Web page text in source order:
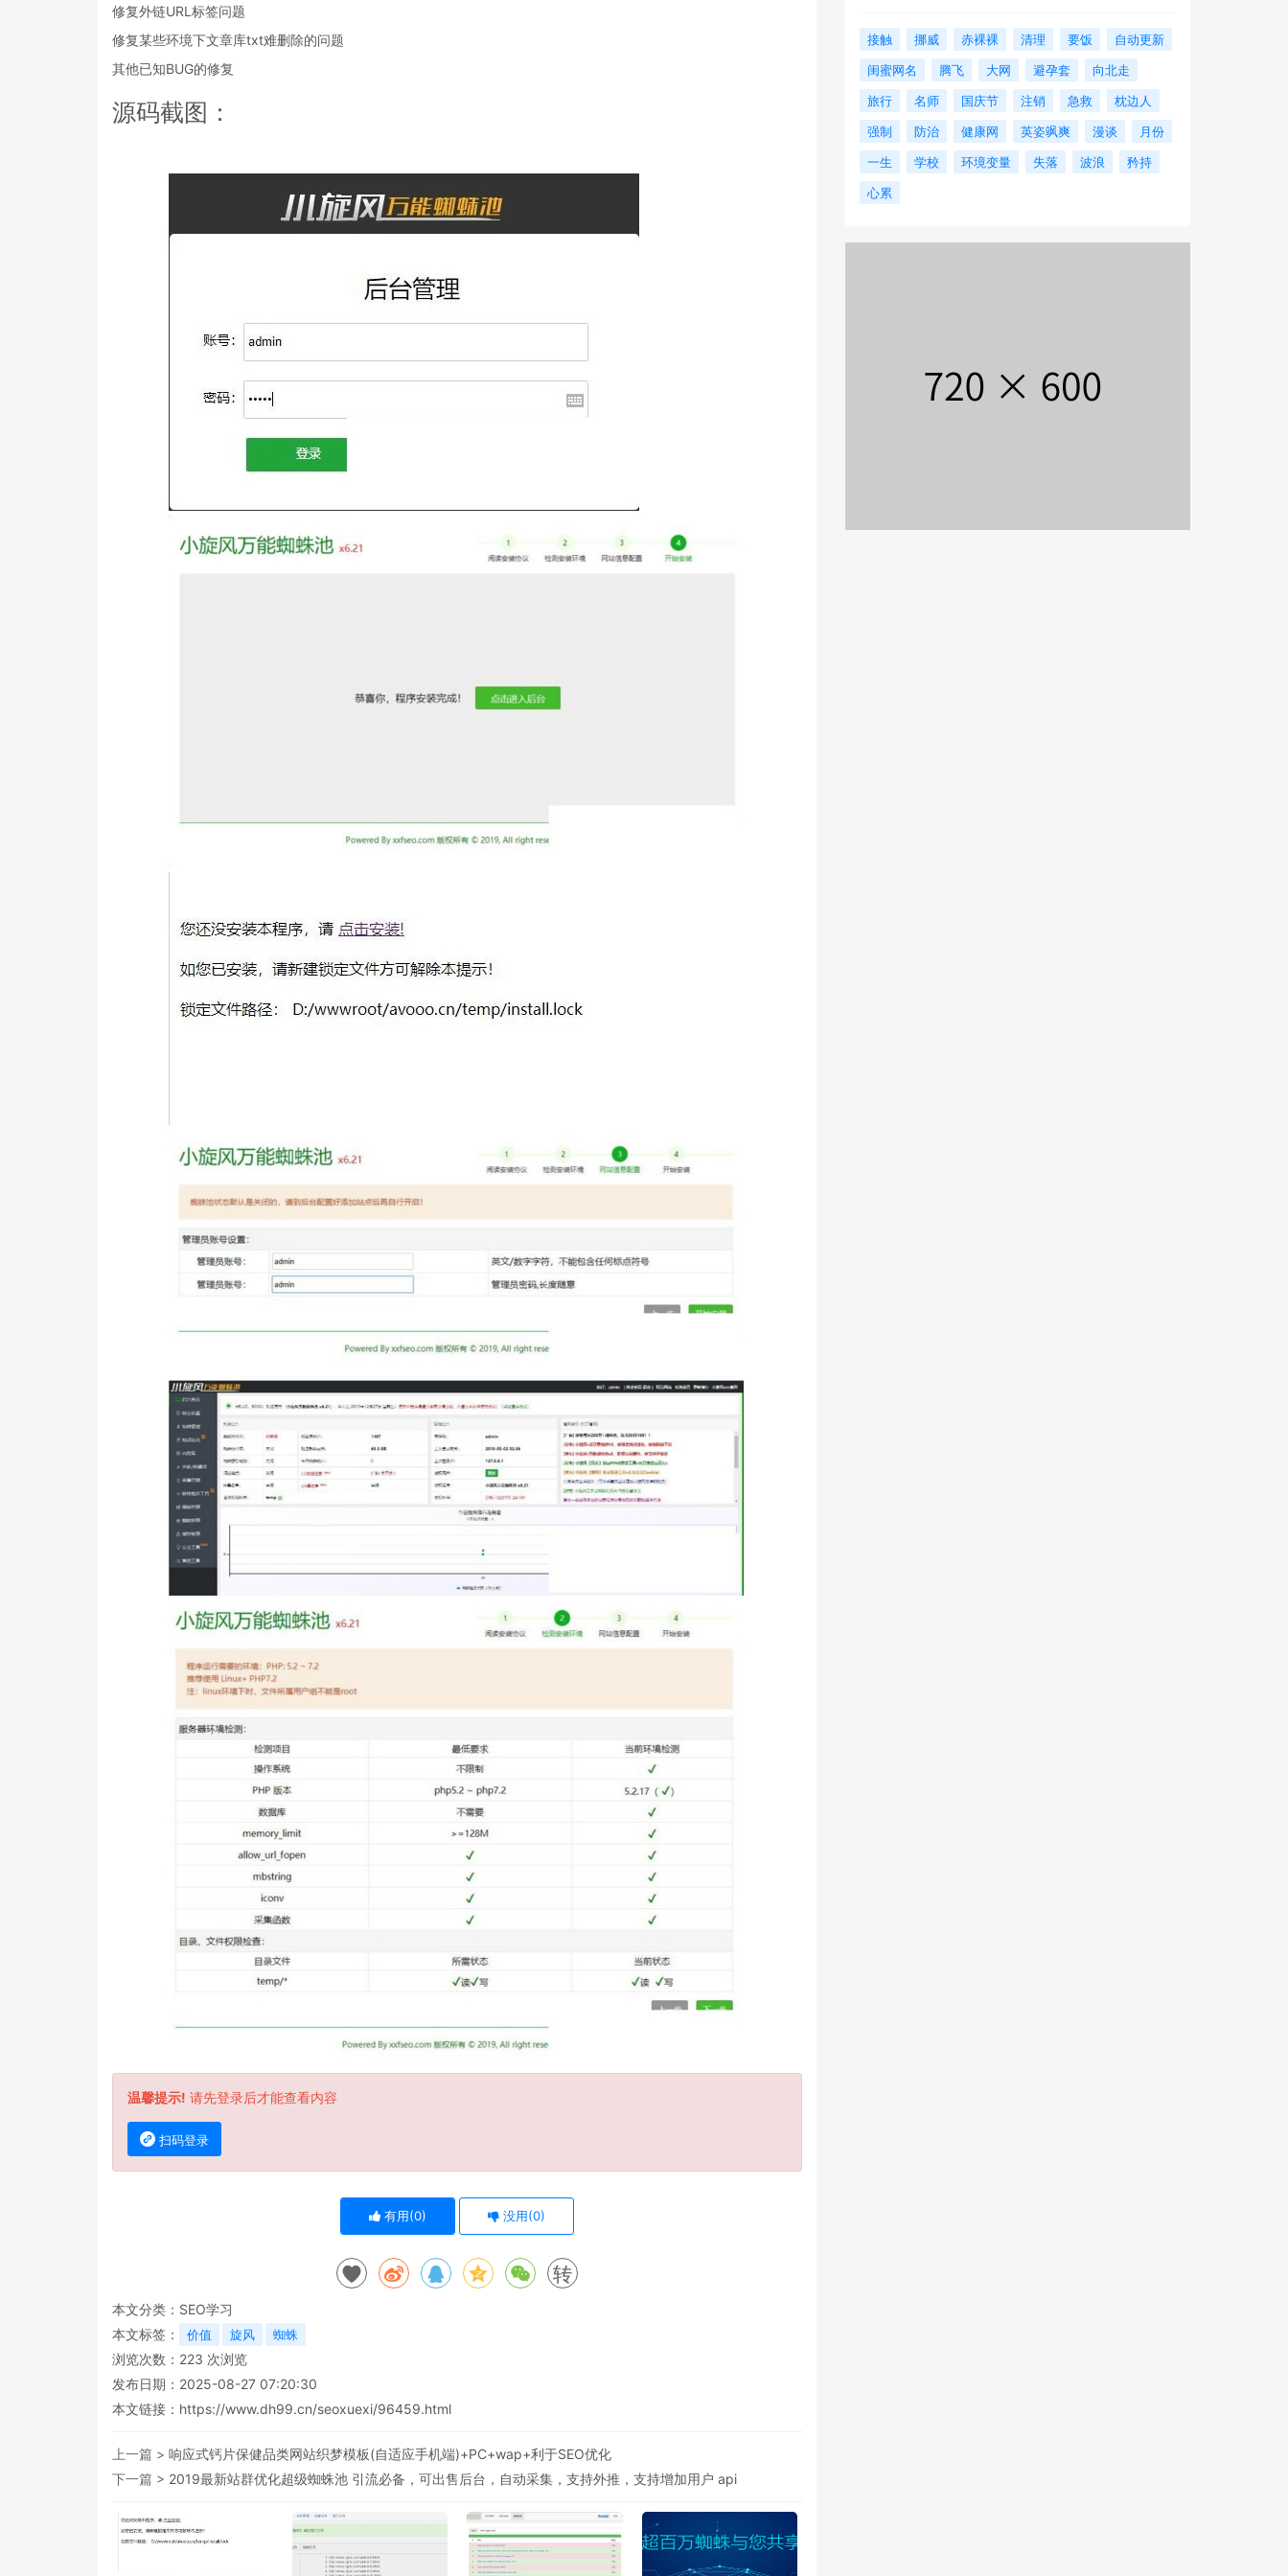
修复外链URL标签问题
修复某些环境下文章库txt难删除的问题
其他已知BUG的修复
源码截图：
温馨提示! 请先登录后才能查看内容
扫码登录
有用(0) 没用(0)
转
本文分类： SEO学习
本文标签：
价值 旋风 蜘蛛
浏览次数： 223 次浏览
发布日期：2025-08-27 07:20:30
本文链接： https://www.dh99.cn/seoxuexi/96459.html
上一篇 > 响应式钙片保健品类网站织梦模板(自适应手机端)+PC+wap+利于SEO优化
下一篇 > 2019最新站群优化超级蜘蛛池 引流必备，可出售后台，自动采集，支持外推，支持增加用户 api
接触 挪威 赤裸裸 清理 要饭
自动更新
闺蜜网名
腾飞 大网 避孕套
向北走
旅行
名师 国庆节 注销 急救
枕边人
强制
防治 健康网 英姿飒爽 漫谈
月份
一生
学校 环境变量 失落 波浪
矜持
心累